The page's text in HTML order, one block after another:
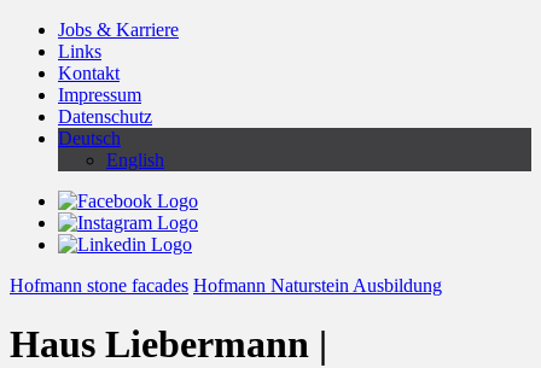
Jobs & Karriere
Links
Kontakt
Impressum
Datenschutz
Deutsch
English
Hofmann stone facades Hofmann Naturstein Ausbildung
Haus Liebermann |